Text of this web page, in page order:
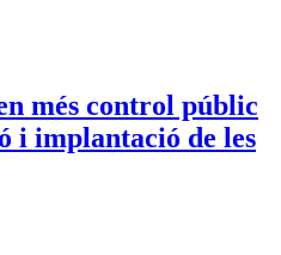
més control públic
i implantació de les